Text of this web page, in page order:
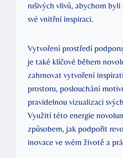
rušivých vlivů, abychom
své vnitřní inspiraci.
Vytvoření prostředí
je také klíčové během
zahrnovat vytvoření
prostoru, poslouchání
pravidelnou vizualizaci
Využití této energie
způsobem, jak podpořit
inovace ve svém životě a